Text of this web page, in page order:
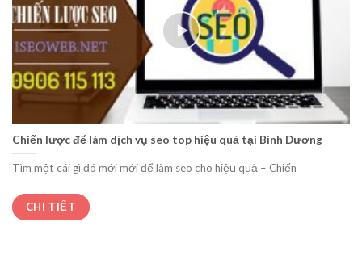
Chiến lược để làm dịch vụ seo top hiệu quả tại Bình Dương
Tìm một cái gì đó mới mới để làm seo cho hiệu quả – Chiến
CHI TIẾT